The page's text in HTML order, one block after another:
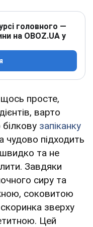
головного —
на OBOZ.UA у
просте,
варто
запіканку
чудово підходить
та не
Завдяки
сиру та
соковитою
зверху
Цей